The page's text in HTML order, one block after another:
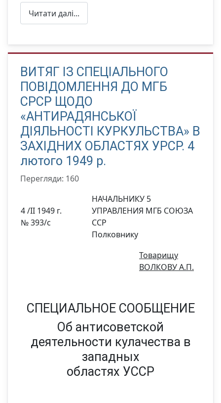
Читати далі...
ВИТЯГ ІЗ СПЕЦІАЛЬНОГО
ПОВІДОМЛЕННЯ ДО МГБ
СРСР ЩОДО
«АНТИРАДЯНСЬКОЇ
ДІЯЛЬНОСТІ КУРКУЛЬСТВА» В
ЗАХІДНИХ ОБЛАСТЯХ УРСР. 4
лютого 1949 р.
Перегляди: 160
4 /ІІ 1949 г.
№ 393/с
НАЧАЛЬНИКУ 5
УПРАВЛЕНИЯ МГБ СОЮЗА
ССР
Полковнику
Товарищу
ВОЛКОВУ А.П.
СПЕЦИАЛЬНОЕ СООБЩЕНИЕ
Об антисоветской
деятельности кулачества в
западных
областях УССР